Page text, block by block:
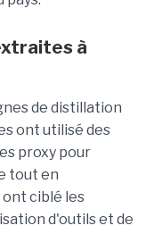
à
de distillation
ont utilisé des
proxy pour
tout en
ciblé les
d'outils et de